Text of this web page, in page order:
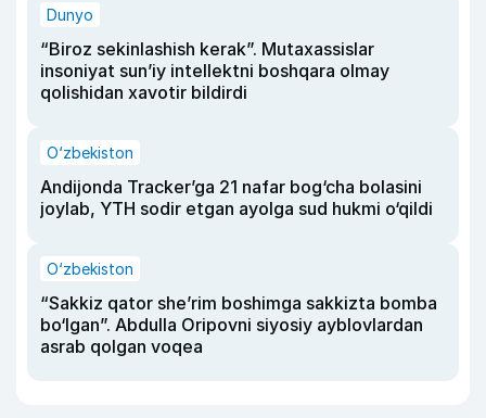
Dunyo
“Biroz sekinlashish kerak”. Mutaxassislar
insoniyat sun’iy intellektni boshqara olmay
qolishidan xavotir bildirdi
O‘zbekiston
Andijonda Tracker’ga 21 nafar bog‘cha bolasini
joylab, YTH sodir etgan ayolga sud hukmi o‘qildi
O‘zbekiston
“Sakkiz qator she’rim boshimga sakkizta bomba
bo‘lgan”. Abdulla Oripovni siyosiy ayblovlardan
asrab qolgan voqea